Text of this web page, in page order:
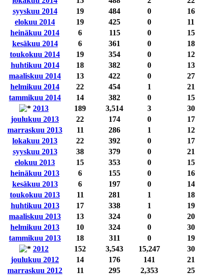
syyskuu 2014
19 484 0
16
elokuu 2014
19 425 0
11
heinäkuu 2014
6 115 0
15
kesäkuu 2014
6 361 0
18
toukokuu 2014
19 354 0
12
huhtikuu 2014
18 382 0
13
maaliskuu 2014
13 422 0
27
helmikuu 2014
22 454 1
21
tammikuu 2014
14 382 0
15
2013
189 3,514 3
30
joulukuu 2013
22 174 0
17
marraskuu 2013
11 286 1
12
lokakuu 2013
22 392 0
17
syyskuu 2013
38 379 0
21
elokuu 2013
15 353 0
15
heinäkuu 2013
6 155 0
16
kesäkuu 2013
6 197 0
14
toukokuu 2013
11 281 1
18
huhtikuu 2013
17 338 1
19
maaliskuu 2013
13 324 0
20
helmikuu 2013
10 324 0
30
tammikuu 2013
18 311 0
19
2012
152 3,543 15,247
30
joulukuu 2012
14 176 141
21
marraskuu 2012
11 295 2,353
25